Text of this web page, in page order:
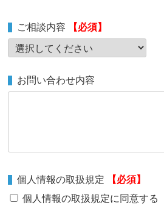
ご相談内容 【必須】
お問い合わせ内容
個人情報の取扱規定
【必須】
個人情報の取扱規定に同意する